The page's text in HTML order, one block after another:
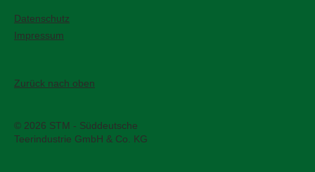
Datenschutz
Impressum
Zurück nach oben
© 2026 STM - Süddeutsche
Teerindustrie GmbH & Co. KG